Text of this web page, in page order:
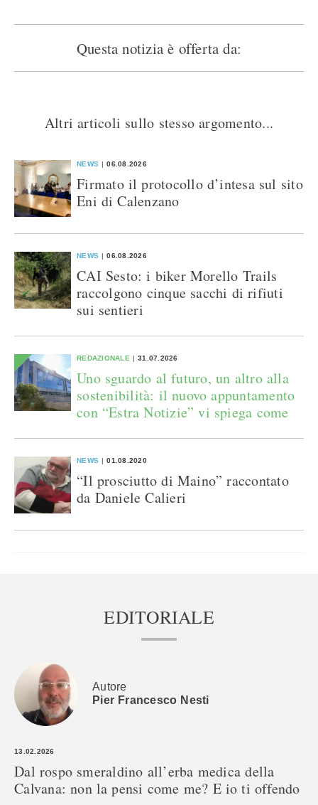
Questa notizia è offerta da:
Altri articoli sullo stesso argomento...
NEWS 06.08.2026
Firmato il protocollo d’intesa sul sito
Eni di Calenzano
NEWS 06.08.2026
CAI Sesto: i biker Morello Trails
raccolgono cinque sacchi di rifiuti
sui sentieri
REDAZIONALE 31.07.2026
Uno sguardo al futuro, un altro alla
sostenibilità: il nuovo appuntamento
con “Estra Notizie” vi spiega come
NEWS 01.08.2020
“Il prosciutto di Maino” raccontato
da Daniele Calieri
EDITORIALE
Autore
Pier Francesco Nesti
13.02.2026
Dal rospo smeraldino all’erba medica della
Calvana: non la pensi come me? E io ti offendo